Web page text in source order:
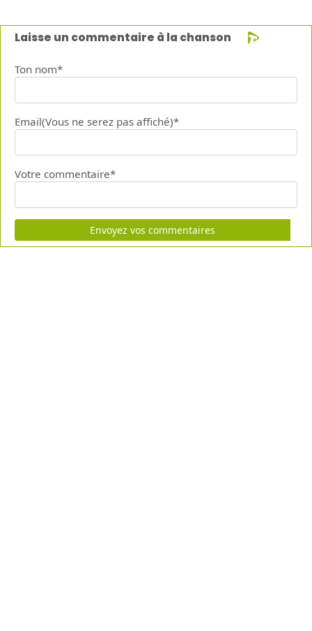
Laisse un commentaire à la chanson
Ton nom*
Email(Vous ne serez pas affiché)*
Votre commentaire*
Envoyez vos commentaires